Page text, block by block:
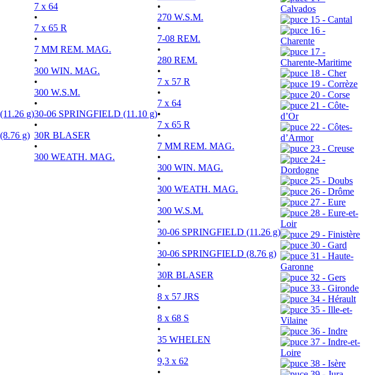
g)
g)
7 x 64
•
7 x 65 R
•
7 MM REM. MAG.
•
300 WIN. MAG.
•
300 W.S.M.
•
30-06 SPRINGFIELD (11.10 g)
•
30R BLASER
•
300 WEATH. MAG.
•
270 W.S.M.
•
7-08 REM.
•
280 REM.
•
7 x 57 R
•
7 x 64
•
7 x 65 R
•
7 MM REM. MAG.
•
300 WIN. MAG.
•
300 WEATH. MAG.
•
300 W.S.M.
•
30-06 SPRINGFIELD (11.26 g)
•
30-06 SPRINGFIELD (8.76 g)
•
30R BLASER
•
8 x 57 JRS
•
8 x 68 S
•
35 WHELEN
•
9,3 x 62
•
Calvados
15 - Cantal
16 -
Charente
17 -
Charente-Maritime
18 - Cher
19 - Corrèze
20 - Corse
21 - Côte-
d’Or
22 - Côtes-
d’Armor
23 - Creuse
24 -
Dordogne
25 - Doubs
26 - Drôme
27 - Eure
28 - Eure-et-
Loir
29 - Finistère
30 - Gard
31 - Haute-
Garonne
32 - Gers
33 - Gironde
34 - Hérault
35 - Ille-et-
Vilaine
36 - Indre
37 - Indre-et-
Loire
38 - Isère